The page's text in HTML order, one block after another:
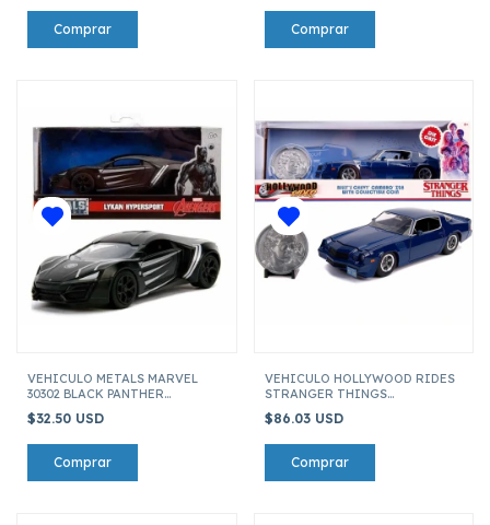
VEHICULO METALS MARVEL
30302 BLACK PANTHER
$32.50 USD
VEHICULO HOLLYWOOD RIDES
STRANGER THINGS
$86.03 USD